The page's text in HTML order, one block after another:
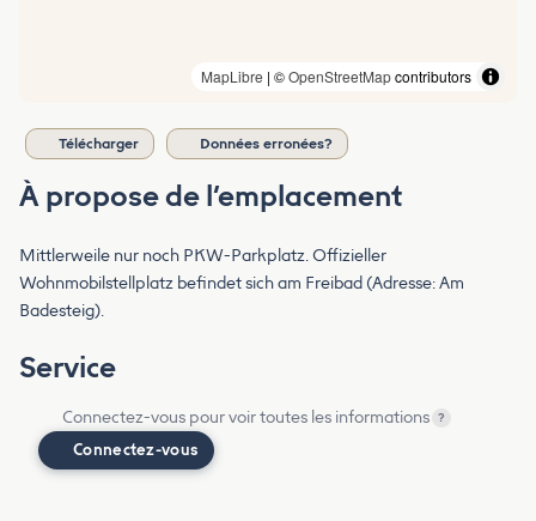
MapLibre | ©OpenStreetMapcontributors
Télécharger Données erronées?
À propose de l’emplacement
Mittlerweile nur noch PKW-Parkplatz. Offizieller
Wohnmobilstellplatz befindet sich am Freibad (Adresse: Am
Badesteig).
Service
Connectez-vous pour voir toutes les informations ?
Connectez-vous